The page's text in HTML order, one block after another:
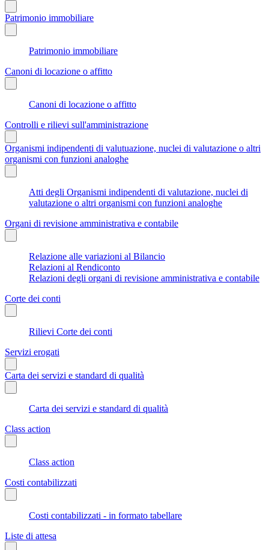
Patrimonio immobiliare
Patrimonio immobiliare
Canoni di locazione o affitto
Canoni di locazione o affitto
Controlli e rilievi sull'amministrazione
Organismi indipendenti di valutuazione, nuclei di valutazione o altri
organismi con funzioni analoghe
Atti degli Organismi indipendenti di valutazione, nuclei di
valutazione o altri organismi con funzioni analoghe
Organi di revisione amministrativa e contabile
Relazione alle variazioni al Bilancio
Relazioni al Rendiconto
Relazioni degli organi di revisione amministrativa e contabile
Corte dei conti
Rilievi Corte dei conti
Servizi erogati
Carta dei servizi e standard di qualità
Carta dei servizi e standard di qualità
Class action
Class action
Costi contabilizzati
Costi contabilizzati - in formato tabellare
Liste di attesa